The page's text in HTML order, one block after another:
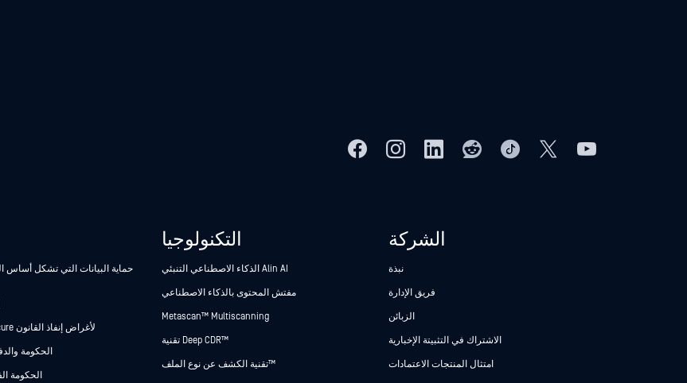
حماية البيانات التي تشكل أساس
Secure الأدلة Secure لأغراض إنفاذ القانون
الحكومة
الحكومة
التكنولوجيا
الذكاء الاصطناعي التنبئي Alin AI
مفتش المحتوى بالذكاء الاصطناعي
Metascan™ Multiscanning
تقنية Deep CDR™
تقنية الكشف عن نوع الملف™
الشركة
نبذة
فريق الإدارة
الزبائن
الاشتراك في التثبيتة الإخبارية
امتثال المنتجات الاعتمادات